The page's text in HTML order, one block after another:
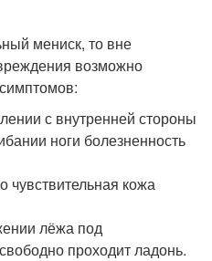
мениск, то вне
возможно
с внутренней стороны
ноги болезненность
кожа
лёжа под
проходит ладонь.